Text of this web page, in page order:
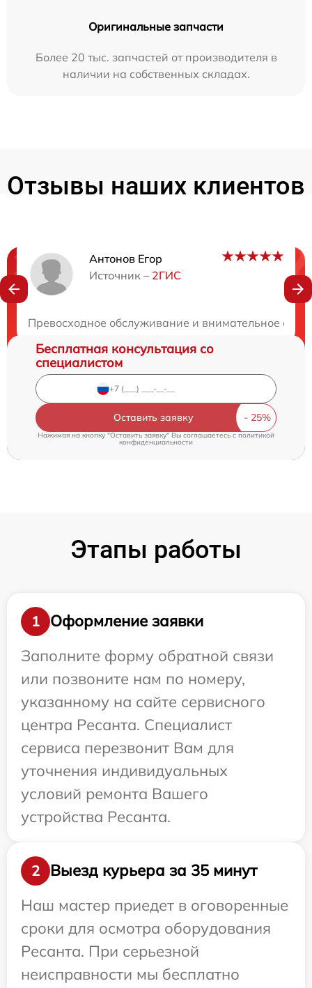
Оригинальные запчасти
Более 20 тыс. запчастей от производителя в
наличии на собственных складах.
Отзывы наших клиентов
Антонов Егор
Источник – 2ГИС
Превосходное обслуживание и внимательное
Нужна консультация?
Бесплатная консультация со
специалистом
Оставить заявку
Нажимая на кнопку "Оставить заявку" Вы соглашаетесь cполитикой
конфиденциальности
Этапы работы
1
Оформление заявки
Заполните форму обратной связи
или позвоните нам по номеру,
указанному на сайте сервисного
центра Ресанта. Специалист
сервиса перезвонит Вам для
уточнения индивидуальных
условий ремонта Вашего
устройства Ресанта.
2
Выезд курьера за 35 минут
Наш мастер приедет в оговоренные
сроки для осмотра оборудования
Ресанта. При серьезной
неисправности мы бесплатно